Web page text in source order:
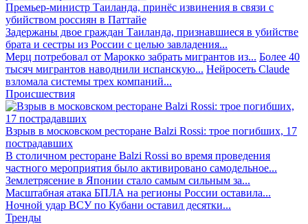
Премьер-министр Таиланда, принёс извинения в связи с
убийством россиян в Паттайе
Задержаны двое граждан Таиланда, признавшиеся в убийстве
брата и сестры из России с целью завладения...
Мерц потребовал от Марокко забрать мигрантов из... Более 40
тысяч мигрантов наводнили испанскую... Нейросеть Claude
взломала системы трех компаний...
Происшествия
Взрыв в московском ресторане Balzi Rossi: трое погибших, 17
пострадавших
В столичном ресторане Balzi Rossi во время проведения
частного мероприятия было активировано самодельное...
Землетрясение в Японии стало самым сильным за...
Масштабная атака БПЛА на регионы России оставила...
Ночной удар ВСУ по Кубани оставил десятки...
Тренды